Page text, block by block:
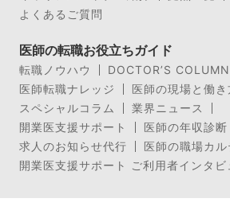
よくあるご質問
医師の転職お役立ちガイド
転職ノウハウ
DOCTOR’S COLUMN
医師転職ナレッジ
医師の現場と働き
スペシャルコラム
業界ニュース
開業医支援サポート
医師の年収診断
求人のお知らせ代行
医師の職場カル
開業医支援サポート ご利用者インタビ